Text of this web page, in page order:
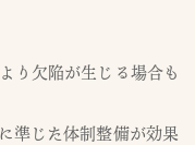
り欠陥が生じる場合も
準じた体制整備が効果